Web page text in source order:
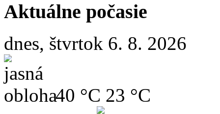
Aktuálne počasie
dnes, štvrtok 6. 8. 2026
40 °C 23 °C